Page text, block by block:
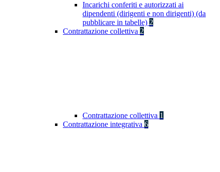
Incarichi conferiti e autorizzati ai
dipendenti (dirigenti e non dirigenti) (da
pubblicare in tabelle) 2
Contrattazione collettiva 2
Contrattazione collettiva 1
Contrattazione integrativa 6